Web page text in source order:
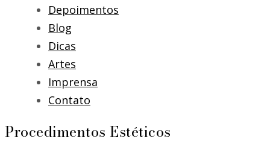
Depoimentos
Blog
Dicas
Artes
Imprensa
Contato
Procedimentos Estéticos